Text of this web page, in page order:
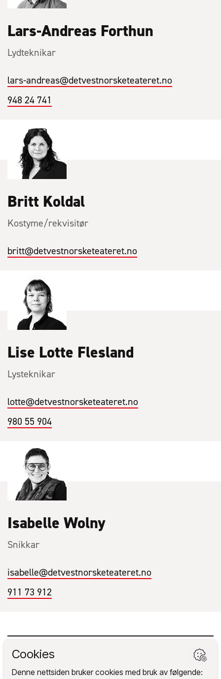
Lars-Andreas Forthun
Lydteknikar
lars-andreas@detvestnorsketeateret.no
948 24 741
Britt Koldal
Kostyme/rekvisitør
britt@detvestnorsketeateret.no
Lise Lotte Flesland
Lysteknikar
lotte@detvestnorsketeateret.no
980 55 904
Isabelle Wolny
Snikkar
isabelle@detvestnorsketeateret.no
911 73 912